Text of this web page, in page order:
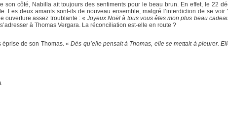
côté, Nabilla ait toujours des sentiments pour le beau brun. En effet, le 22
Les deux amants sont-ils de nouveau ensemble, malgré l’interdiction de se
ouverture assez troublante : «Joyeux Noël à tous vous êtes mon plus beau
à Thomas Vergara. La réconciliation est-elle en route ?
éprise de son Thomas. «Dès qu’elle pensait à Thomas, elle se mettait à pleurer.